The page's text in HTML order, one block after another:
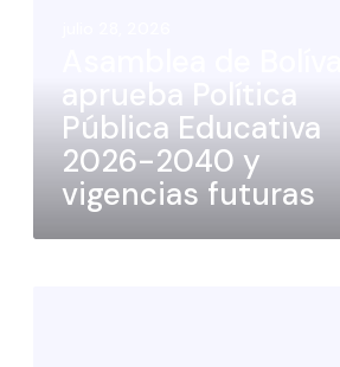
aprueba Política
Pública Educativa
2026-2040 y
vigencias futuras